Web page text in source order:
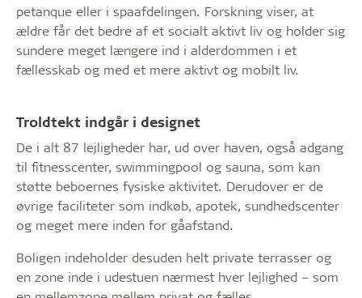
petanque eller i spaafdelingen. Forskning viser, at
ældre får det bedre af et socialt aktivt liv og holder sig
sundere meget længere ind i alderdommen i et
fællesskab og med et mere aktivt og mobilt liv.
Troldtekt indgår i designet
De i alt 87 lejligheder har, ud over haven, også adgang
til fitnesscenter, swimmingpool og sauna, som kan
støtte beboernes fysiske aktivitet. Derudover er de
øvrige faciliteter som indkøb, apotek, sundhedscenter
og meget mere inden for gåafstand.
Boligen indeholder desuden helt private terrasser og
en zone inde i udestuen nærmest hver lejlighed – som